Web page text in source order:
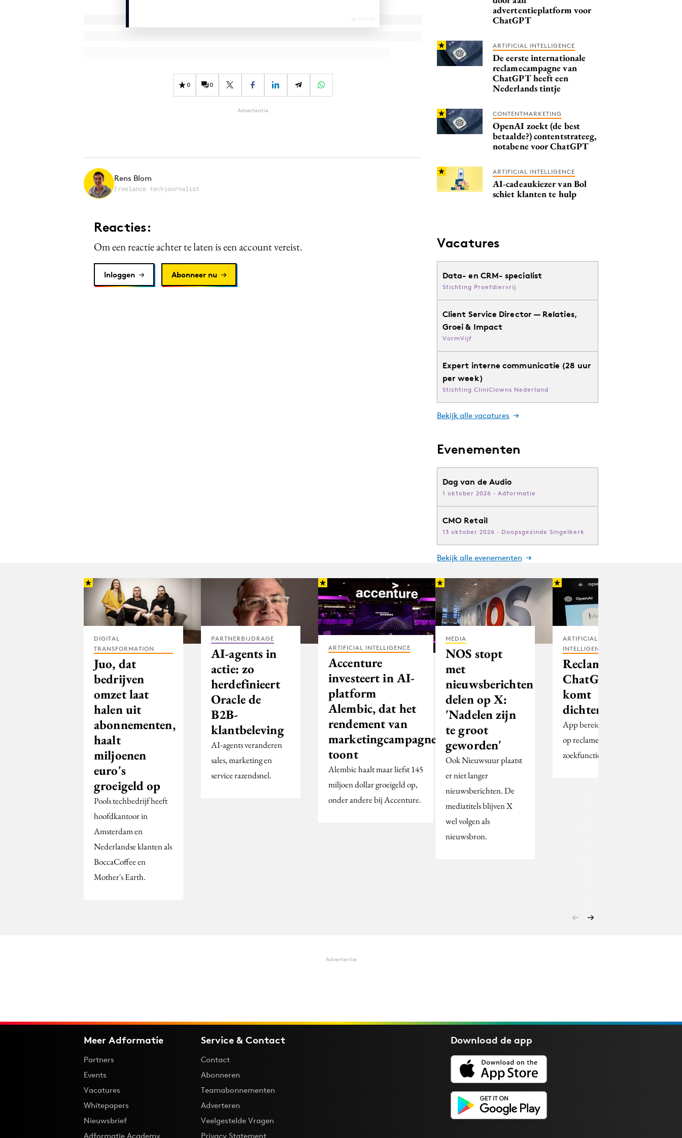
0 0
Advertentie
Rens Blom
Freelance techjournalist
Reacties:
Om een reactie achter te laten is een account vereist.
Inloggen Abonneer nu
advertentieplatform voor
ChatGPT
ARTIFICIAL INTELLIGENCE
De eerste internationale
reclamecampagne van
ChatGPT heeft een
Nederlands tintje
CONTENTMARKETING
OpenAI zoekt (de best
betaalde?) contentstrateeg,
notabene voor ChatGPT
ARTIFICIAL INTELLIGENCE
AI-cadeaukiezer van Bol
schiet klanten te hulp
Vacatures
Data- en CRM- specialist
Stichting Proefdiervrij
Client Service Director — Relaties,
Groei & Impact
VormVijf
Expert interne communicatie (28 uur
per week)
Stichting CliniClowns Nederland
Bekijk alle vacatures
Evenementen
Dag van de Audio
1 oktober 2026 · Adformatie
CMO Retail
13 oktober 2026 · Doopsgezinde Singelkerk
Bekijk alle evenementen
DIGITAL
TRANSFORMATION
Juo, dat
bedrijven
omzet laat
halen uit
abonnementen,
haalt
miljoenen
euro's
groeigeld op
Pools techbedrijf heeft
hoofdkantoor in
Amsterdam en
Nederlandse klanten als
BoccaCoffee en
Mother's Earth.
PARTNERBIJDRAGE
AI-agents in
actie: zo
herdefinieert
Oracle de
B2B-
klantbeleving
AI-agents veranderen
sales, marketing en
service razendsnel.
ARTIFICIAL INTELLIGENCE
Accenture
investeert in AI-
platform
Alembic, dat het
rendement van
marketingcampagnes
toont
Alembic haalt maar liefst 145
miljoen dollar groeigeld op,
onder andere bij Accenture.
MEDIA
NOS stopt
met
nieuwsberichten
delen op X:
'Nadelen zijn
te groot
geworden'
Ook Nieuwsuur plaatst
er niet langer
nieuwsberichten. De
mediatitels blijven X
wel volgen als
nieuwsbron.
ARTIFICIAL
INTELLIGENCE
Reclame in
ChatGPT-app
komt
dichterbij
App bereidt zich voor
op reclames in de
zoekfunctie.
Advertentie
Meer Adformatie
Partners
Events
Vacatures
Whitepapers
Nieuwsbrief
Adformatie Academy
Service & Contact
Contact
Abonneren
Teamabonnementen
Adverteren
Veelgestelde Vragen
Privacy Statement
Download deapp